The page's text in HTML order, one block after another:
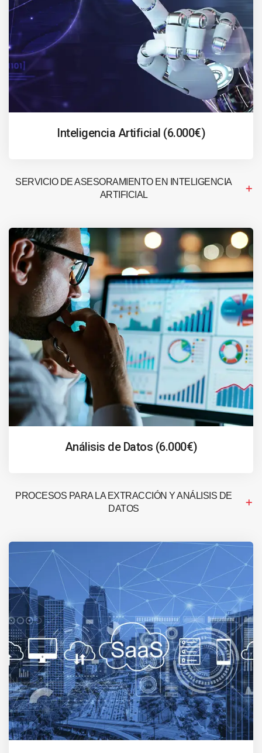
Inteligencia Artificial (6.000€)
SERVICIO DE ASESORAMIENTO EN INTELIGENCIA
ARTIFICIAL
Análisis de Datos (6.000€)
PROCESOS PARA LA EXTRACCIÓN Y ANÁLISIS DE
DATOS